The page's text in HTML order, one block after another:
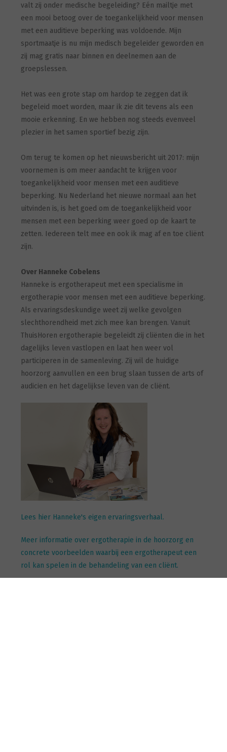
valt zij onder medische begeleiding? Eén mailtje met
een mooi betoog over de toegankelijkheid voor mensen
met een auditieve beperking was voldoende. Mijn
sportmaatje is nu mijn medisch begeleider geworden en
zij mag gratis naar binnen en deelnemen aan de
groepslessen.
Het was een grote stap om hardop te zeggen dat ik
begeleid moet worden, maar ik zie dit tevens als een
mooie erkenning. En we hebben nog steeds evenveel
plezier in het samen sportief bezig zijn.
Om terug te komen op het nieuwsbericht uit 2017: mijn
voornemen is om meer aandacht te krijgen voor
toegankelijkheid voor mensen met een auditieve
beperking. Nu Nederland het nieuwe normaal aan het
uitvinden is, is het goed om de toegankelijkheid voor
mensen met een beperking weer goed op de kaart te
zetten. Iedereen telt mee en ook ik mag af en toe cliënt
zijn.
Over Hanneke Cobelens
Hanneke is ergotherapeut met een specialisme in
ergotherapie voor mensen met een auditieve beperking.
Als ervaringsdeskundige weet zij welke gevolgen
slechthorendheid met zich mee kan brengen. Vanuit
ThuisHoren ergotherapie begeleidt zij cliënten die in het
dagelijks leven vastlopen en laat hen weer vol
participeren in de samenleving. Zij wil de huidige
hoorzorg aanvullen en een brug slaan tussen de arts of
audicien en het dagelijkse leven van de cliënt.
Lees hier Hanneke's eigen ervaringsverhaal.
Meer informatie over ergotherapie in de hoorzorg en
concrete voorbeelden waarbij een ergotherapeut een
rol kan spelen in de behandeling van een cliënt.